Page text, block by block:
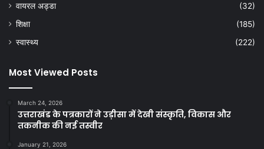
वायरल अड्डा
(32)
शिक्षा
(185)
स्वास्थ्य
(222)
Most Viewed Posts
March 24, 2026
उत्तराखंड के पत्रकारों ने उड़ीसा में देखी संस्कृति, विकास और
तकनीक की नई तस्वीर
January 21, 2026